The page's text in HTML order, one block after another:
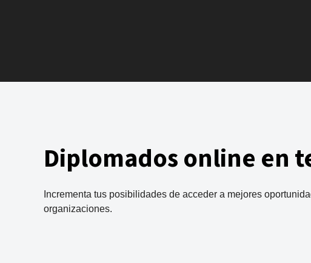
Diplomados online en
Incrementa tus posibilidades de acceder a mejores
organizaciones.